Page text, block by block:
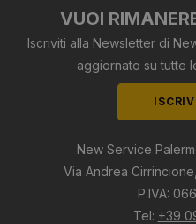
VUOI
Iscriviti alla Newsletter di
aggiornato su tutte
New Service
Via Andrea
P.IVA:
Tel: +39